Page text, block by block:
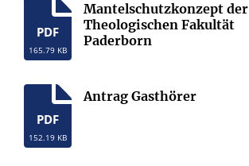
PDF
165.79 KB
Mantelschutzkonzept der
Theologischen Fakultät
Paderborn
PDF
152.19 KB
Antrag Gasthörer